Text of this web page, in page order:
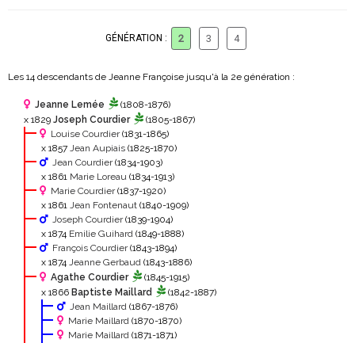
GÉNÉRATION : 2 3 4
Les 14 descendants de Jeanne Françoise jusqu'à la 2e génération :
Jeanne Lemée
(1808-1876)
x 1829 Joseph Courdier
(1805-1867)
Louise Courdier(1831-1865)
x 1857 Jean Aupiais (1825-1870)
Jean Courdier(1834-1903)
x 1861 Marie Loreau (1834-1913)
Marie Courdier(1837-1920)
x 1861 Jean Fontenaut (1840-1909)
Joseph Courdier(1839-1904)
x 1874 Emilie Guihard (1849-1888)
François Courdier(1843-1894)
x 1874 Jeanne Gerbaud (1843-1886)
Agathe Courdier
(1845-1915)
x 1866 Baptiste Maillard
(1842-1887)
Jean Maillard (1867-1876)
Marie Maillard (1870-1870)
Marie Maillard (1871-1871)